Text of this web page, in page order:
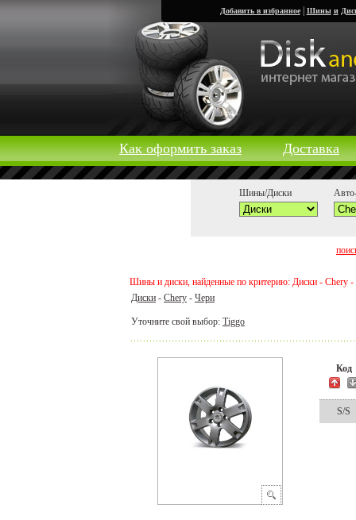
Добавить в избранное| Шины и
Как оформить заказ Доставка
Шины/Диски
Шины и диски, найденные по критерию: Диски - Chery -
Диски - Chery - Чери
Уточните свой выбор: Tiggo
S/S